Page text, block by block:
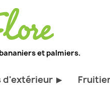
et palmiers.
d'extérieur ▶